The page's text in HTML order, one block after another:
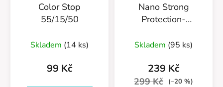
Color Stop
55/15/50
Skladem (14 ks)
99 Kč
Nano Strong
Protection-
400ml-
Skladem (95 ks)
239 Kč
299 Kč (–20 %)